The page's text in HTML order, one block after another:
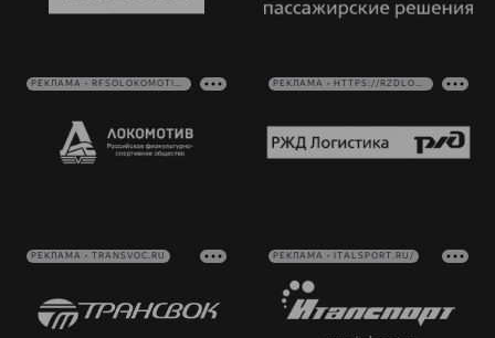
РЕКЛАМА • RFSOLOKOMOTIV.RU РЕКЛАМА • HTTPS://RZDLOG.RU/
РЕКЛАМА • TRANSVOC.RU РЕКЛАМА • ITALSPORT.RU/